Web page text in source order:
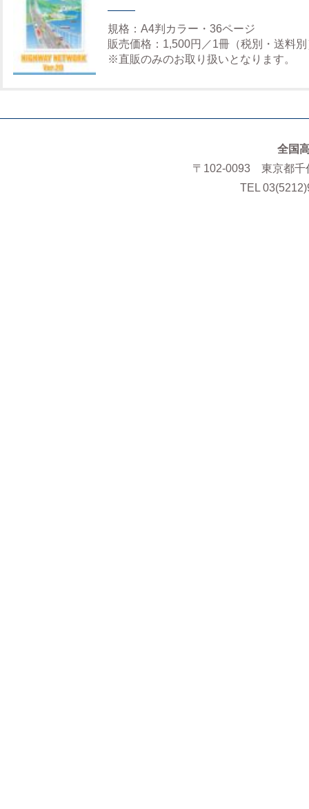
規格：A4判カラー・36ページ
販売価格：1,500円／1冊（税別・送料別
※直販のみのお取り扱いとなります。
全国
〒102-0093 東京都千
TEL